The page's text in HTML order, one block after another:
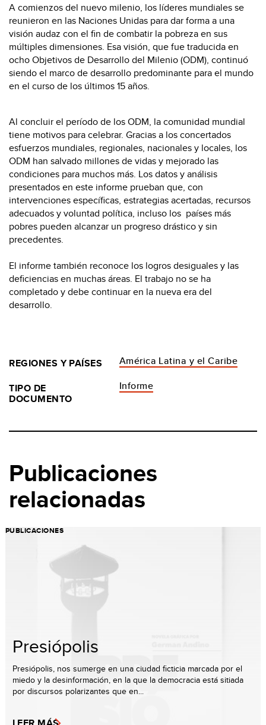
A comienzos del nuevo milenio, los líderes mundiales se
reunieron en las Naciones Unidas para dar forma a una
visión audaz con el fin de combatir la pobreza en sus
múltiples dimensiones. Esa visión, que fue traducida en
ocho Objetivos de Desarrollo del Milenio (ODM), continuó
siendo el marco de desarrollo predominante para el mundo
en el curso de los últimos 15 años.
Al concluir el período de los ODM, la comunidad mundial
tiene motivos para celebrar. Gracias a los concertados
esfuerzos mundiales, regionales, nacionales y locales, los
ODM han salvado millones de vidas y mejorado las
condiciones para muchos más. Los datos y análisis
presentados en este informe prueban que, con
intervenciones específicas, estrategias acertadas, recursos
adecuados y voluntad política, incluso los países más
pobres pueden alcanzar un progreso drástico y sin
precedentes.
El informe también reconoce los logros desiguales y las
deficiencias en muchas áreas. El trabajo no se ha
completado y debe continuar en la nueva era del
desarrollo.
REGIONES Y PAÍSES
América Latina y el Caribe
TIPO DE
DOCUMENTO
Informe
Publicaciones
relacionadas
PUBLICACIONES
Presiópolis
Presiópolis, nos sumerge en una ciudad ficticia marcada por el
miedo y la desinformación, en la que la democracia está sitiada
por discursos polarizantes que en...